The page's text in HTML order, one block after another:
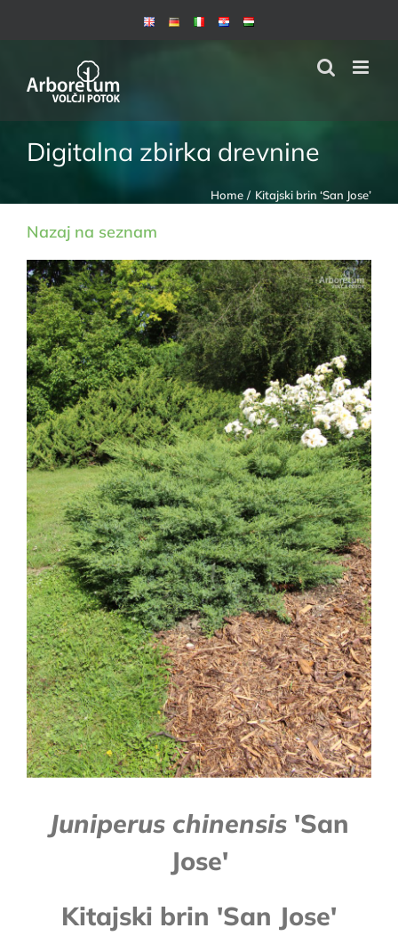
Digitalna zbirka drevnine
Home Kitajski brin ‘San Jose’
Nazaj na seznam
Juniperus chinensis 'San
Jose'
Kitajski brin 'San Jose'